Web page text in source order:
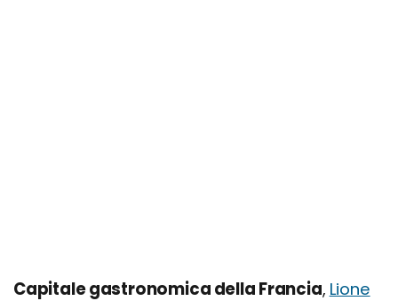
Capitale gastronomica della Francia, Lione